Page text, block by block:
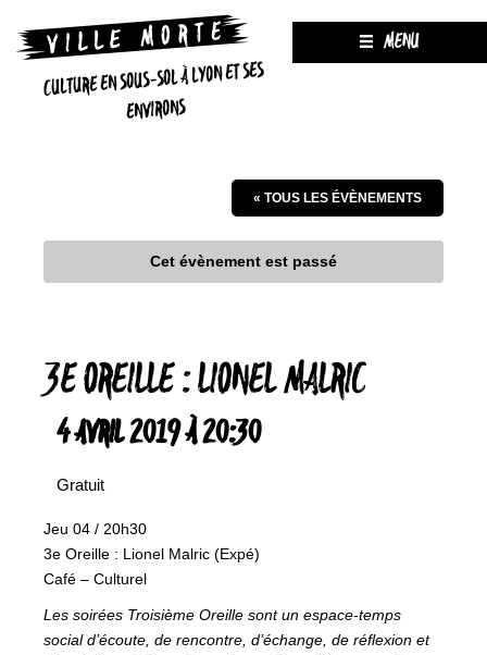
CULTURE EN SOUS-SOL À LYON ET SES
ENVIRONS
MENU
« TOUS LES ÉVÈNEMENTS
Cet évènement est passé
3E OREILLE : LIONEL MALRIC
4 AVRIL 2019 À 20:30
Gratuit
Jeu 04 / 20h30
3e Oreille : Lionel Malric (Expé)
Café – Culturel
Les soirées Troisième Oreille sont un espace-temps
social d’écoute, de rencontre, d’échange, de réflexion et